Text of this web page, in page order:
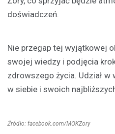
doświadczeń.
Nie przegap tej wyjątkowej
swojej wiedzy i podjęcia
zdrowszego życia. Udział
w siebie i swoich
Źródło: facebook.com/MOKZory